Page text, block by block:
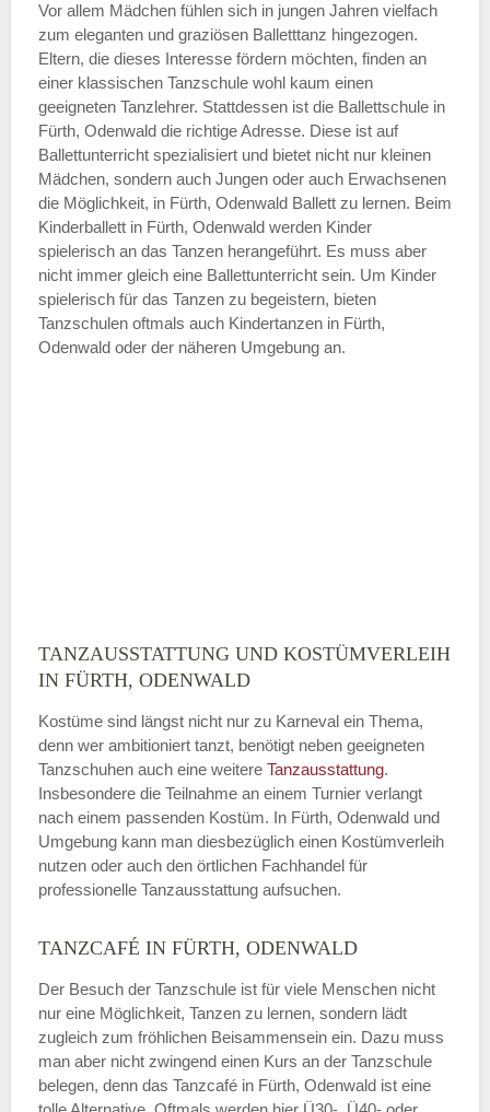
ÖFFNUNGSZEITEN HINZUFÜGEN
Freitag
—
ÖFFNUNGSZEITEN HINZUFÜGEN
Samstag
—
Vor allem Mädchen fühlen sich in jungen Jahren vielfach
zum eleganten und graziösen Balletttanz hingezogen.
Eltern, die dieses Interesse fördern möchten, finden an
einer klassischen Tanzschule wohl kaum einen
geeigneten Tanzlehrer. Stattdessen ist die Ballettschule in
Fürth, Odenwald die richtige Adresse. Diese ist auf
Ballettunterricht spezialisiert und bietet nicht nur kleinen
Mädchen, sondern auch Jungen oder auch Erwachsenen
die Möglichkeit, in Fürth, Odenwald Ballett zu lernen. Beim
Kinderballett in Fürth, Odenwald werden Kinder
spielerisch an das Tanzen herangeführt. Es muss aber
nicht immer gleich eine Ballettunterricht sein. Um Kinder
spielerisch für das Tanzen zu begeistern, bieten
Tanzschulen oftmals auch Kindertanzen in Fürth,
Odenwald oder der näheren Umgebung an.
TANZAUSSTATTUNG UND KOSTÜMVERLEIH
IN FÜRTH, ODENWALD
Kostüme sind längst nicht nur zu Karneval ein Thema,
denn wer ambitioniert tanzt, benötigt neben geeigneten
Tanzschuhen auch eine weitere Tanzausstattung.
Insbesondere die Teilnahme an einem Turnier verlangt
nach einem passenden Kostüm. In Fürth, Odenwald und
Umgebung kann man diesbezüglich einen Kostümverleih
nutzen oder auch den örtlichen Fachhandel für
professionelle Tanzausstattung aufsuchen.
TANZCAFÉ IN FÜRTH, ODENWALD
Der Besuch der Tanzschule ist für viele Menschen nicht
nur eine Möglichkeit, Tanzen zu lernen, sondern lädt
zugleich zum fröhlichen Beisammensein ein. Dazu muss
man aber nicht zwingend einen Kurs an der Tanzschule
belegen, denn das Tanzcafé in Fürth, Odenwald ist eine